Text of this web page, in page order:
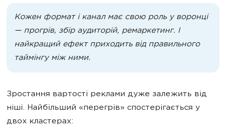
Кожен формат і канал має свою роль у воронці
— прогрів, збір аудиторій, ремаркетинг. І
найкращий ефект приходить від правильного
таймінгу між ними.
Зростання вартості реклами дуже залежить від
ніші. Найбільший «перегрів» спостерігається у
двох кластерах: